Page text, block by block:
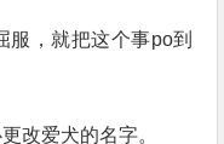
服，就把这个事po到
改爱犬的名字。